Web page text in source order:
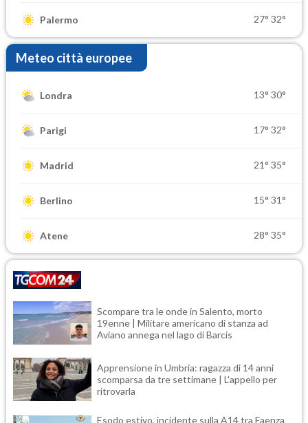
Palermo 27° 32°
Meteo città europee
Londra 13° 30°
Parigi 17° 32°
Madrid 21° 35°
Berlino 15° 31°
Atene 28° 35°
Scompare tra le onde in Salento, morto
19enne | Militare americano di stanza ad
Aviano annega nel lago di Barcis
Apprensione in Umbria: ragazza di 14 anni
scomparsa da tre settimane | L'appello per
ritrovarla
Esodo estivo, incidente sulla A14 tra Faenza